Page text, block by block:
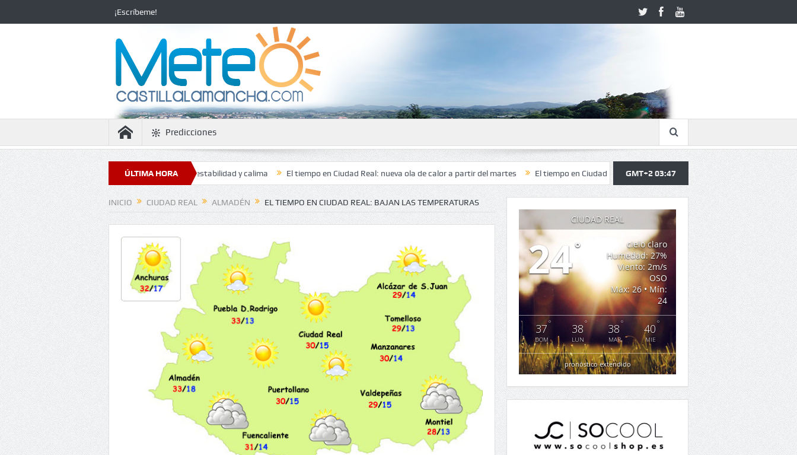
¡Escríbeme!
Predicciones
ÚLTIMA HORA
tiempo en Ciudad Real: ola de calor con estabilidad y calima El tiempo en Ciudad Real: nueva ola de calor a partir del martes El tiempo en Ciudad Real: la ola de calor alcanzará su punto álgido con ausencia
GMT+2 03:47
INICIO CIUDAD REAL ALMADÉN EL TIEMPO EN CIUDAD REAL: BAJAN LAS TEMPERATURAS
CIUDAD REAL
24°
cielo claro
Humedad: 27%
Viento: 2m/s
OSO
Máx: 26 • Mín:
24
37°
DOM
38°
LUN
38°
MAR
40°
MIE
pronóstico extendido